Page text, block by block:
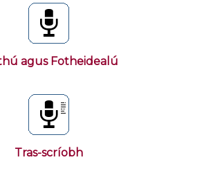
agus Fotheidealú
Tras-scríobh